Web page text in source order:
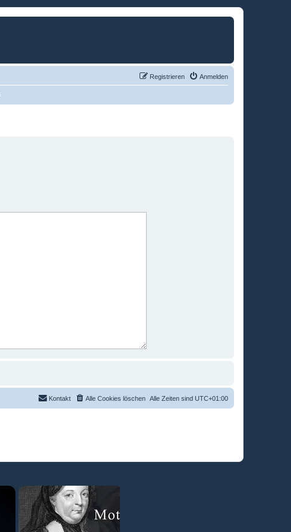
Anmelden
Registrieren
Alle Zeiten sind UTC+01:00
Alle Cookies löschen
Kontakt